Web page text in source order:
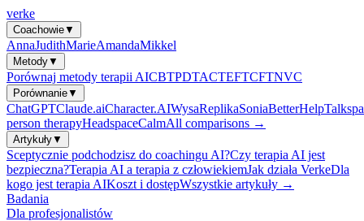
verke
Coachowie▼
AnnaJudithMarieAmandaMikkel
Metody▼
Porównaj metody terapii AICBTPDTACTEFTCFTNVC
Porównanie▼
ChatGPTClaude.aiCharacter.AIWysaReplikaSoniaBetterHelp
person therapyHeadspaceCalmAll comparisons →
Artykuły▼
Sceptycznie podchodzisz do coachingu AI?Czy terapia AI jest
bezpieczna?Terapia AI a terapia z człowiekiemJak działa VerkeDla
kogo jest terapia AIKoszt i dostępWszystkie artykuły →
Badania
Dla profesjonalistów